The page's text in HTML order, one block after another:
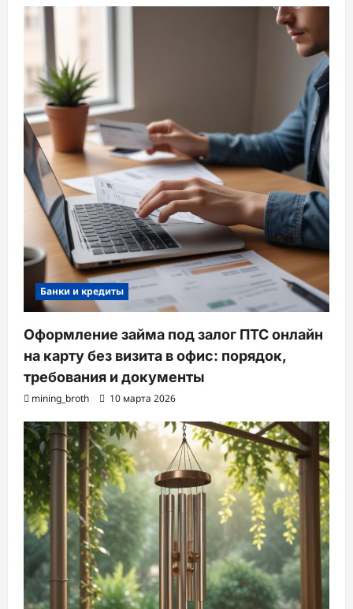
Банки и кредиты
Оформление займа под залог ПТС онлайн
на карту без визита в офис: порядок,
требования и документы
mining_broth 10 марта 2026